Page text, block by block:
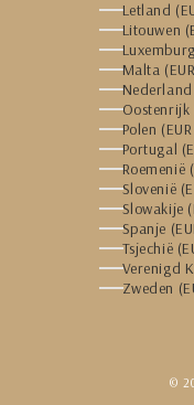
Letland
Litouwen
Malta
Nederland
Oostenrijk
Polen
Portugal
Roemenië
Slovenië
Slowakije
Spanje
Tsjechië
Verenigd
Zweden
©